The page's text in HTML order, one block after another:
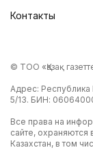
Контакты
© ТОО «Қазақ
Адрес: Республика
5/13. БИН:
Все права на
сайте, охраняются
Казахстан, в том